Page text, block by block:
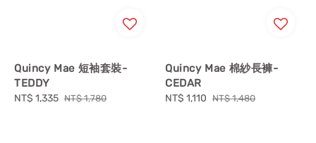
Quincy Mae 短袖套裝-
TEDDY
Sale
NT$ 1,335 Regular
NT$ 1,780
Quincy Mae 棉紗長褲-
CEDAR
Sale
NT$ 1,110 Regular
NT$ 1,480